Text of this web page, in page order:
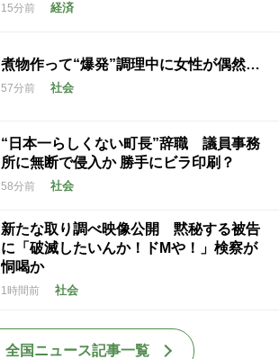
15分前 経済
煮物作って“爆発”調理中に女性が偶然…
57分前 社会
“日本一らしくない町長”辞職 議員事務
所に無断で侵入か 勝手にビラ印刷？
58分前 社会
新たな取り調べ映像公開 黙秘する被告
に「破滅したいんか！ドMや！」検察が
恫喝か
1時間前 社会
全国ニュース記事一覧